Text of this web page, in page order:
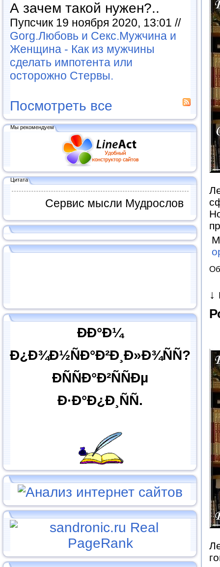
А зачем такой нужен?..
Пупсчик 19 ноября 2020, 13:01 //
Gorg.Любовь и Секс.Мужчина и
Женщина - Как из мужчины
сделать импотента или
осторожно Стервы.
Посмотреть все
Мы рекомендуем
Цитата
Сервис мысли Мудрослов
ÐÐ°Ð¼
Ð¿Ð¾Ð½ÑÐ°Ð²Ð¸Ð»Ð¾ÑÑ?
ÐÑÑÐ°Ð²ÑÑÐµ
Ð·Ð°Ð¿Ð¸ÑÑ.